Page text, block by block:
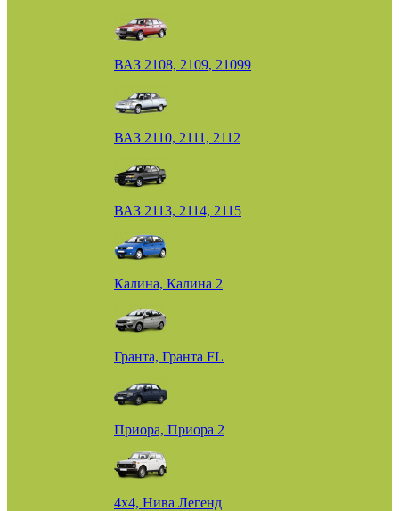
ВАЗ 2108, 2109, 21099
ВАЗ 2110, 2111, 2112
ВАЗ 2113, 2114, 2115
Калина, Калина 2
Гранта, Гранта FL
Приора, Приора 2
4х4, Нива Легенд